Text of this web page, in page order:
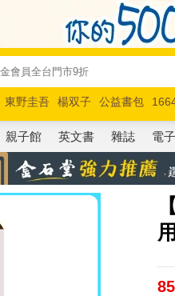
東野圭吾 楊双子 公益書包
德賽 路邊攤新作 馬斯克 玩具
親子館 英文書 雜誌 電
85